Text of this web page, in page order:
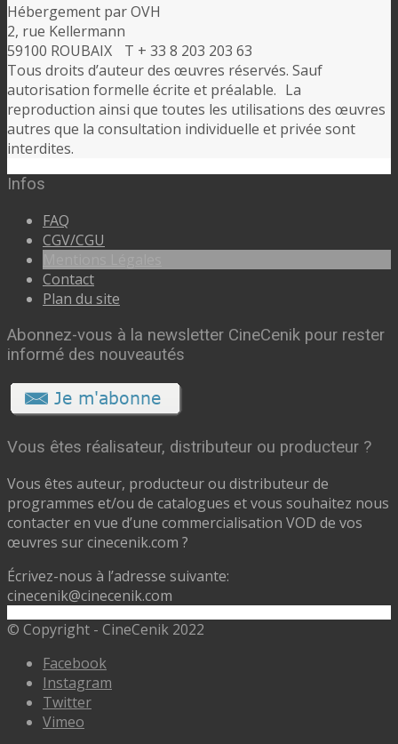
Hébergement par OVH
2, rue Kellermann
59100 ROUBAIX T + 33 8 203 203 63
Tous droits d’auteur des œuvres réservés. Sauf
autorisation formelle écrite et préalable. La
reproduction ainsi que toutes les utilisations des œuvres
autres que la consultation individuelle et privée sont
interdites.
Infos
FAQ
CGV/CGU
Contact
Plan du site
Abonnez-vous à la newsletter CineCenik pour rester
informé des nouveautés
Vous êtes réalisateur, distributeur ou producteur ?
Vous êtes auteur, producteur ou distributeur de
programmes et/ou de catalogues et vous souhaitez nous
contacter en vue d’une commercialisation VOD de vos
œuvres sur cinecenik.com ?
Écrivez-nous à l’adresse suivante:
cinecenik@cinecenik.com
© Copyright - CineCenik 2022
Facebook
Instagram
Twitter
Vimeo